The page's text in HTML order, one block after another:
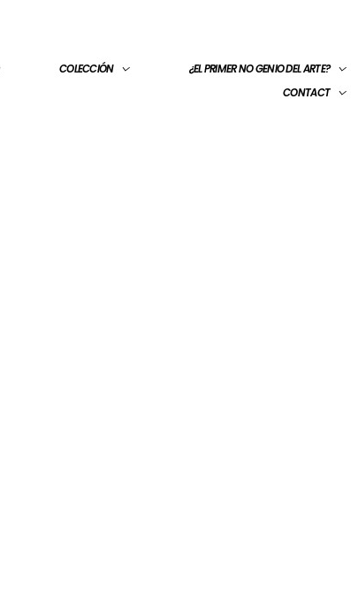
COLECCIÓN
¿EL PRIMER NO GENIO DEL ARTE?
CONTACT